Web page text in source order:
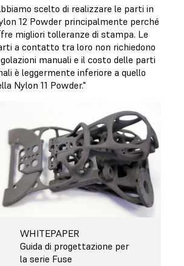
scelto di realizzare le parti in
12 Powder principalmente perché
migliori tolleranze di stampa. Le
a contatto tra loro non richiedono
manuali e il costo delle parti
è leggermente inferiore a quello
Nylon 11 Powder."
WHITEPAPER
Guida di progettazione per
la serie Fuse